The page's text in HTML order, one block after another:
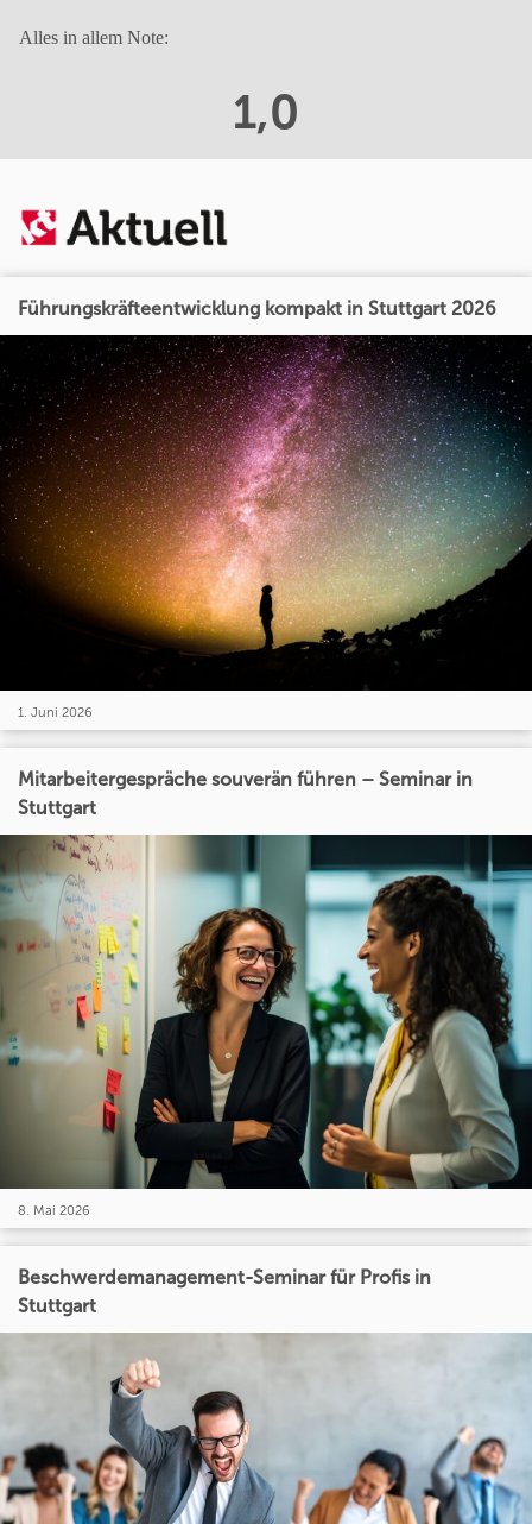
Alles in allem Note:
1,0
Führungskräfteentwicklung kompakt in Stuttgart 2026
1. Juni 2026
Mitarbeitergespräche souverän führen – Seminar in
Stuttgart
8. Mai 2026
Beschwerdemanagement-Seminar für Profis in
Stuttgart